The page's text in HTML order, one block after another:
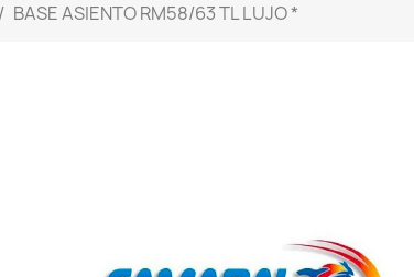
BASE ASIENTO RM58/63 TL LUJO *